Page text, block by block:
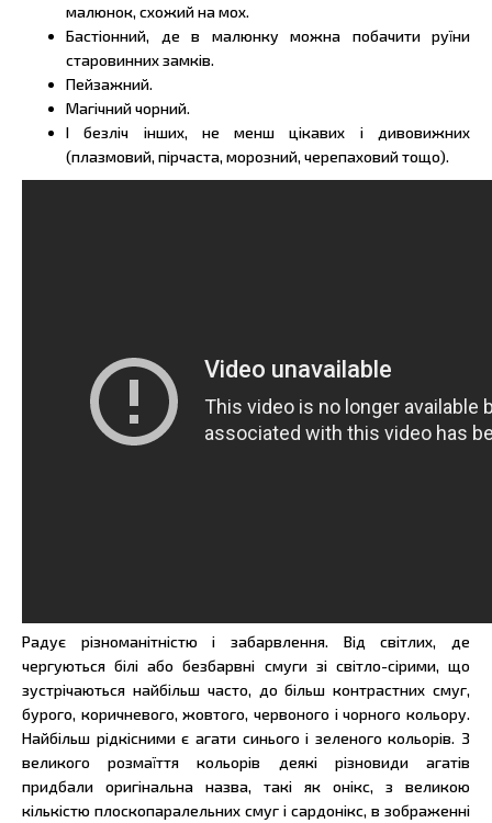
малюнок, схожий на мох.
Бастіонний, де в малюнку можна побачити руїни
старовинних замків.
Пейзажний.
Магічний чорний.
І безліч інших, не менш цікавих і дивовижних
(плазмовий, пірчаста, морозний, черепаховий тощо).
Радує різноманітністю і забарвлення. Від світлих, де
чергуються білі або безбарвні смуги зі світло-сірими, що
зустрічаються найбільш часто, до більш контрастних смуг,
бурого, коричневого, жовтого, червоного і чорного кольору.
Найбільш рідкісними є агати синього і зеленого кольорів. З
великого розмаїття кольорів деякі різновиди агатів
придбали оригінальна назва, такі як онікс, з великою
кількістю плоскопаралельних смуг і сардонікс, в зображенні